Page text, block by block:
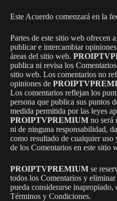
Este Acuerdo comenzará en la
Partes de este sitio web ofrecen
publicar e intercambiar
áreas del sitio web.
publica ni revisa los
sitio web. Los comentarios no
opiniones de
Los comentarios reflejan los
persona que publica sus puntos
medida permitida por las leyes
PROIPTVPREMIUM no será
ni de ninguna responsabilidad,
como resultado de cualquier
de los Comentarios en este sitio
PROIPTVPREMIUM se
todos los Comentarios y
pueda considerarse
Términos y Condiciones.